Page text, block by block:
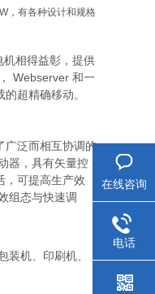
，有各种设计和规格
机相得益彰，提供
Webserver 和一
超精确移动。
广泛而相互协调的
器，具有矢量控
，可提高生产效
组态与快速调
机、印刷机、
在线咨询
电话